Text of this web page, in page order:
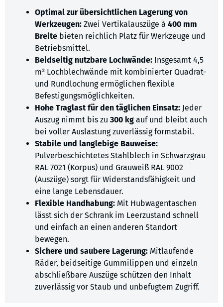
Optimal zur übersichtlichen Lagerung von
Werkzeugen: Zwei Vertikalauszüge à 400 mm
Breite bieten reichlich Platz für Werkzeuge und
Betriebsmittel.
Beidseitig nutzbare Lochwände: Insgesamt 4,5
m² Lochblechwände mit kombinierter Quadrat-
und Rundlochung ermöglichen flexible
Befestigungsmöglichkeiten.
Hohe Traglast für den täglichen Einsatz: Jeder
Auszug nimmt bis zu 300 kg auf und bleibt auch
bei voller Auslastung zuverlässig formstabil.
Stabile und langlebige Bauweise:
Pulverbeschichtetes Stahlblech in Schwarzgrau
RAL 7021 (Korpus) und Grauweiß RAL 9002
(Auszüge) sorgt für Widerstandsfähigkeit und
eine lange Lebensdauer.
Flexible Handhabung: Mit Hubwagentaschen
lässt sich der Schrank im Leerzustand schnell
und einfach an einen anderen Standort
bewegen.
Sichere und saubere Lagerung: Mitlaufende
Räder, beidseitige Gummilippen und einzeln
abschließbare Auszüge schützen den Inhalt
zuverlässig vor Staub und unbefugtem Zugriff.